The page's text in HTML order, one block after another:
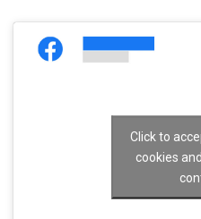
Click to
cookies